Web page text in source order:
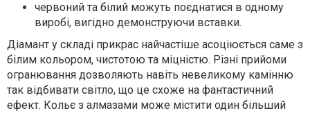
червоний та білий можуть поєднатися в одному
виробі, вигідно демонструючи вставки.
Діамант у складі прикрас найчастіше асоціюється саме з
білим кольором, чистотою та міцністю. Різні прийоми
огранювання дозволяють навіть невеликому камінню
так відбивати світло, що це схоже на фантастичний
ефект. Кольє з алмазами може містити один більший